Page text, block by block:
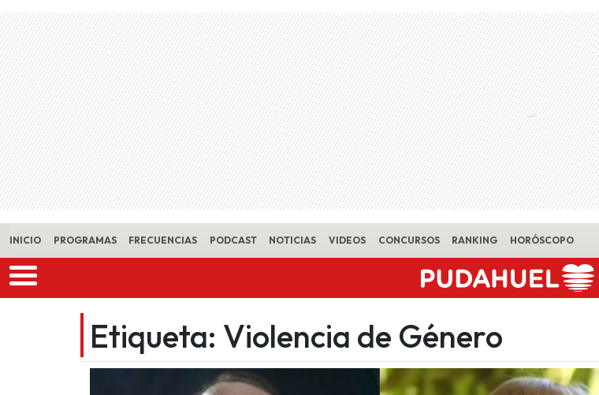
Skip to main content
INICIO PROGRAMAS FRECUENCIAS PODCAST NOTICIAS VIDEOS CONCURSOS RANKING HORÓSCOPO
Etiqueta: Violencia de Género